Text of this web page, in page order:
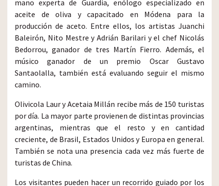
mano experta de Guardia, enólogo especializado en
aceite de oliva y capacitado en Módena para la
producción de aceto. Entre ellos, los artistas Juanchi
Baleirón, Nito Mestre y Adrián Barilari y el chef Nicolás
Bedorrou, ganador de tres Martín Fierro. Además, el
músico ganador de un premio Oscar Gustavo
Santaolalla, también está evaluando seguir el mismo
camino.
Olivicola Laur y Acetaia Millán recibe más de 150 turistas
por día. La mayor parte provienen de distintas provincias
argentinas, mientras que el resto y en cantidad
creciente, de Brasil, Estados Unidos y Europa en general.
También se nota una presencia cada vez más fuerte de
turistas de China.
Los visitantes pueden hacer un recorrido guiado por los